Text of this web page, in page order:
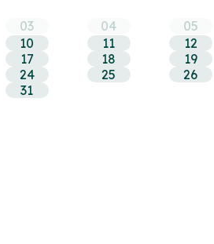
03 04 05
10 11 12
17 18 19
24 25 26
31